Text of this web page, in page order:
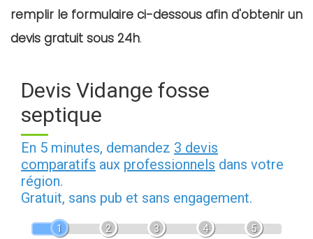
remplir le formulaire ci-dessous afin d'obtenir un
devis gratuit sous 24h.
Devis Vidange fosse
septique
En 5 minutes, demandez 3 devis
comparatifs aux professionnels dans votre
région.
Gratuit, sans pub et sans engagement.
1 2 3 4 5